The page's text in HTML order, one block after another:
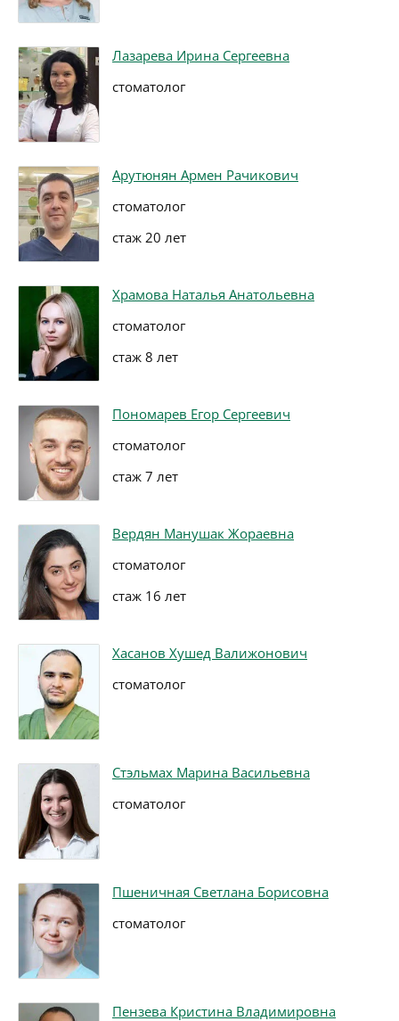
Лазарева Ирина Сергеевна
стоматолог
Арутюнян Армен Рачикович
стоматолог
стаж 20 лет
Храмова Наталья Анатольевна
стоматолог
стаж 8 лет
Пономарев Егор Сергеевич
стоматолог
стаж 7 лет
Вердян Манушак Жораевна
стоматолог
стаж 16 лет
Хасанов Хушед Валижонович
стоматолог
Стэльмах Марина Васильевна
стоматолог
Пшеничная Светлана Борисовна
стоматолог
Пензева Кристина Владимировна